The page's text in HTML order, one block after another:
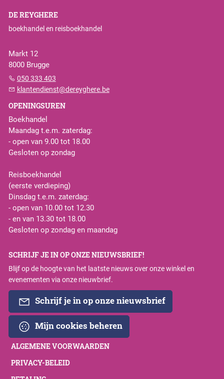
DE REYGHERE
boekhandel en reisboekhandel
Markt 12
8000 Brugge
050 333 403
klantendienst@dereyghere.be
OPENINGSUREN
Boekhandel
Maandag t.e.m. zaterdag:
- open van 9.00 tot 18.00
Gesloten op zondag
Reisboekhandel
(eerste verdieping)
Dinsdag t.e.m. zaterdag:
- open van 10.00 tot 12.30
- en van 13.30 tot 18.00
Gesloten op zondag en maandag
SCHRIJF JE IN OP ONZE NIEUWSBRIEF!
Blijf op de hoogte van het laatste nieuws over onze winkel en
evenementen via onze nieuwbrief.
Schrijf je in op onze nieuwsbrief
Mijn cookies beheren
ALGEMENE VOORWAARDEN
PRIVACY-BELEID